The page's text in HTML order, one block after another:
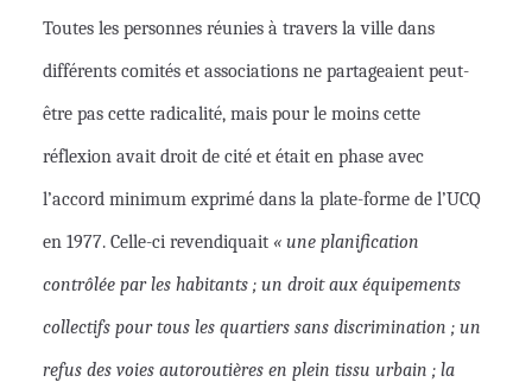
Toutes les personnes réunies à travers la ville dans
différents comités et associations ne partageaient peut-
être pas cette radicalité, mais pour le moins cette
réflexion avait droit de cité et était en phase avec
l’accord minimum exprimé dans la plate-forme de l’UCQ
en 1977. Celle-ci revendiquait « une planification
contrôlée par les habitants ; un droit aux équipements
collectifs pour tous les quartiers sans discrimination ; un
refus des voies autoroutières en plein tissu urbain ; la